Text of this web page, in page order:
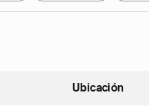
Ubicación